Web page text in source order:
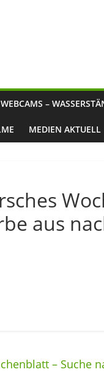
WEBCAMS –
MEDIEN AKTUELL
aus
–